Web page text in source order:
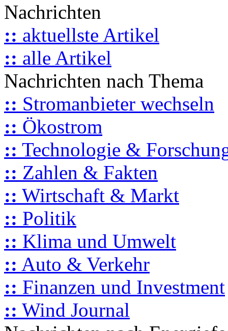
Nachrichten
:: aktuellste Artikel
:: alle Artikel
Nachrichten nach Thema
:: Stromanbieter wechseln
:: Ökostrom
:: Technologie &
:: Zahlen & Fakten
:: Wirtschaft & Markt
:: Politik
:: Klima und Umwelt
:: Auto & Verkehr
:: Finanzen und Investment
:: Wind Journal